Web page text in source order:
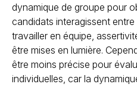
dynamique de groupe pour
candidats interagissent
travailler en équipe,
être mises en lumière.
être moins précise pour
individuelles, car la